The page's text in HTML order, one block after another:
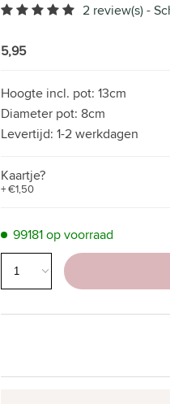
2 review(s)-
5,95
Hoogte incl. pot: 13cm
Diameter pot: 8cm
Levertijd: 1-2 werkdagen
Kaartje?
+ €1,50
99181 op voorraad